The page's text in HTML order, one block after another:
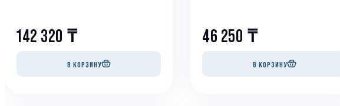
142 320 ₸
В КОРЗИНУ
46 250 ₸
В КОРЗИНУ